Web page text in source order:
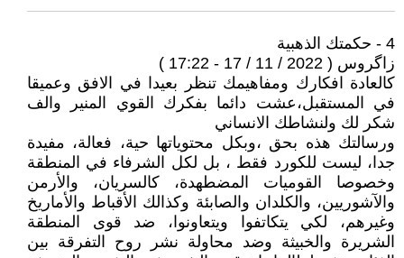
4 - حكمتك الذهبية
زاگروس ( 2022 / 11 / 17 - 17:22 )
كالعادة افكارك ومفاهيمك تنظر بعيدا في الافق وعميقا
في المستقبل،عشت دائما بفكرك القوي المنير والف
شكر لك ولنشاطك الانساني
ورسالتك هذه بحق ،وبكل محتوياتها حية، فعالة، مفيدة
جدا، ليست للكورد فقط ، بل لكل الشرفاء في المنطقة
وخصوصا القوميات المضطهدة، كالسريان، والأرمن
والآشوريين، والكلدان والصابئة وكذالك الأقباط والأماريخ
وغيرهم، لكي يتكاتفوا ويتعاونوا، ضد قوى المنطقة
الشريرة والخبيثة وضد محاولة نشر روح التفرقة بين